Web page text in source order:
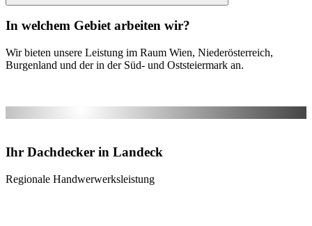
In welchem Gebiet arbeiten wir?
Wir bieten unsere Leistung im Raum Wien, Niederösterreich,
Burgenland und der in der Süd- und Oststeiermark an.
Ihr Dachdecker in Landeck
Regionale Handwerwerksleistung